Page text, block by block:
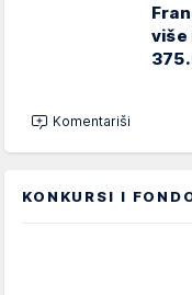
više
Komentariši
KONKURSI I